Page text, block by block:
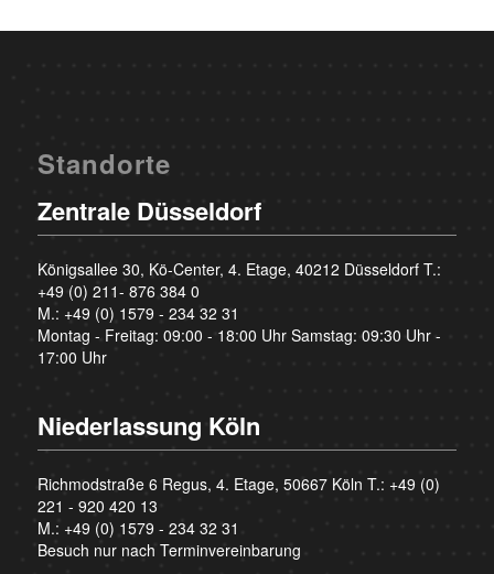
Standorte
Zentrale Düsseldorf
Königsallee 30, Kö-Center, 4. Etage, 40212 Düsseldorf T.:
+49 (0) 211- 876 384 0
M.: +49 (0) 1579 - 234 32 31
Montag - Freitag: 09:00 - 18:00 Uhr Samstag: 09:30 Uhr -
17:00 Uhr
Niederlassung Köln
Richmodstraße 6 Regus, 4. Etage, 50667 Köln T.: +49 (0)
221 - 920 420 13
M.: +49 (0) 1579 - 234 32 31
Besuch nur nach Terminvereinbarung